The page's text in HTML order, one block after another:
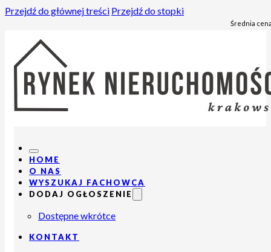
Przejdź do głównej treści Przejdź do stopki
Średnia
HOME
O NAS
WYSZUKAJ FACHOWCA
DODAJ OGŁOSZENIE
Dostępne wkrótce
KONTAKT